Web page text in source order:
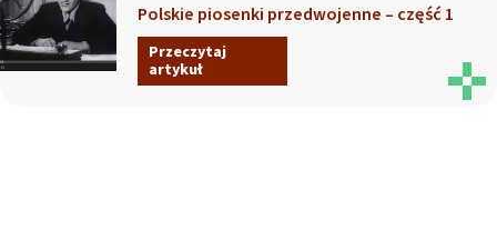
Polskie piosenki przedwojenne – część 1
Przeczytaj
artykuł